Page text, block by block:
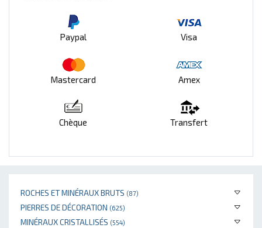
ROCHES ET MINÉRAUX BRUTS (87)
PIERRES DE DÉCORATION (625)
MINÉRAUX CRISTALLISÉS (554)
Paypal Visa
Mastercard Amex
Chèque Transfert